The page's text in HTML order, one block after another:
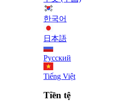
한국어
日本語
Русский
Tiếng Việt
Tiền tệ